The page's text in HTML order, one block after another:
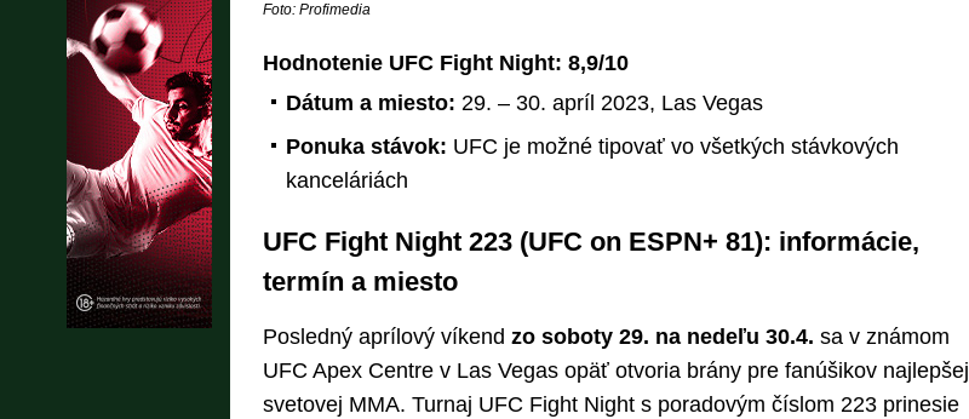
Foto: Profimedia
Hodnotenie UFC Fight Night: 8,9/10
Dátum a miesto: 29. – 30. apríl 2023, Las Vegas
Ponuka stávok: UFC je možné tipovať vo všetkých stávkových
kanceláriách
UFC Fight Night 223 (UFC on ESPN+ 81): informácie,
termín a miesto
Posledný aprílový víkend zo soboty 29. na nedeľu 30.4. sa v známom
UFC Apex Centre v Las Vegas opäť otvoria brány pre fanúšikov najlepšej
svetovej MMA. Turnaj UFC Fight Night s poradovým číslom 223 prinesie